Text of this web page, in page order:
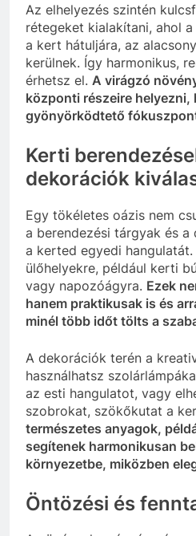
Az elhelyezés szintén
rétegeket kialakítani, ahol
a kert hátuljára, az
kerülnek. Így harmonikus,
érhetsz el. A virágzó
központi részeire helyezni,
gyönyörködtető
Kerti
dekorációk
Egy tökéletes oázis nem
a berendezési tárgyak és
a kerted egyedi
ülőhelyekre, például kerti
vagy napozóágyra. Ezek
hanem praktikusak is és
minél több időt tölts a
A dekorációk terén a
használhatsz
az esti hangulatot, vagy
szobrokat, szökőkutat a
természetes anyagok,
segítenek harmonikusan
környezetbe, miközben
Öntözési és